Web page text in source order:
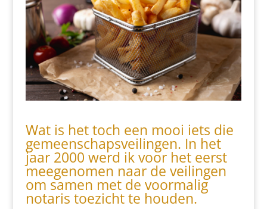
Wat is het toch een mooi iets die
gemeenschapsveilingen. In het
jaar 2000 werd ik voor het eerst
meegenomen naar de veilingen
om samen met de voormalig
notaris toezicht te houden.